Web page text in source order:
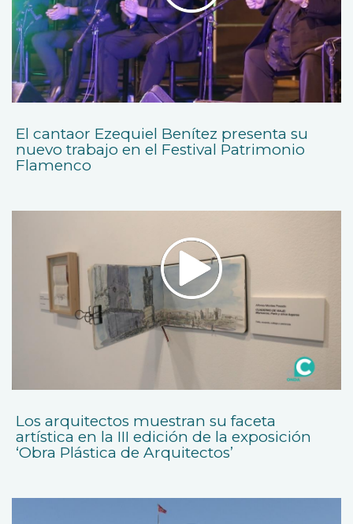
El cantaor Ezequiel Benítez presenta su
nuevo trabajo en el Festival Patrimonio
Flamenco
Los arquitectos muestran su faceta
artística en la III edición de la exposición
‘Obra Plástica de Arquitectos’